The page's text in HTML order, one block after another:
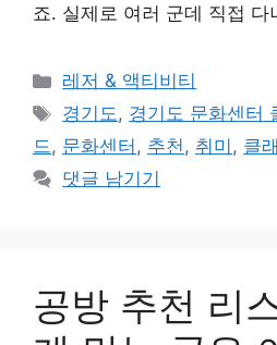
죠. 실제로 여러 군데 직접
카
테
리
레저 & 액티비티
태
그
경기도, 경기도 문화센터
드, 문화센터 , 추천, 취미 , 클
댓글 남기기
공방 추천 리